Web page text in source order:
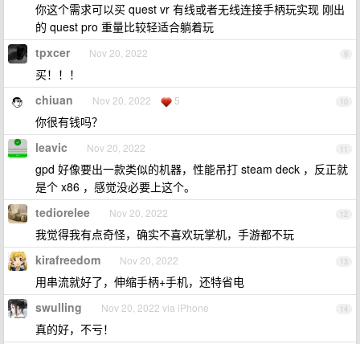
你这个需求可以买 quest vr 有线或者无线连接手柄玩实现 刚出
的 quest pro 重量比较轻适合躺着玩
9
tpxcer Nov 20, 2022
买！！！
10
chiuan Nov 20, 2022 5
你很有钱吗？
11
leavic Nov 20, 2022
gpd 好像要出一款类似的机器，性能吊打 steam deck ，反正就
是个 x86 ，感觉没必要上这个。
12
tediorelee Nov 20, 2022
我觉得我有点奇怪，确实不喜欢玩掌机，手游都不玩
13
kirafreedom Nov 20, 2022
用串流就好了，伸缩手柄+手机，还特省电
14
swulling Nov 20, 2022 via iPhone
真的好，不亏！